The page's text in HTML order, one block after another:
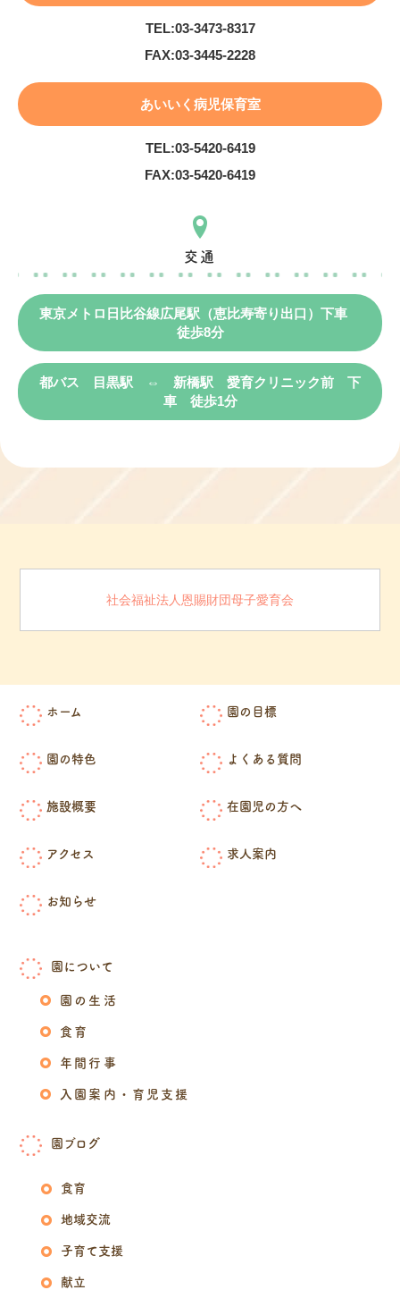
TEL:03-3473-8317
FAX:03-3445-2228
あいいく病児保育室
TEL:03-5420-6419
FAX:03-5420-6419
交通
東京メトロ日比谷線広尾駅（恵比寿寄り出口）下車
徒歩8分
都バス 目黒駅 ⇔ 新橋駅 愛育クリニック前 下
車 徒歩1分
社会福祉法人恩賜財団母子愛育会
ホーム 園の目標
園の特色 よくある質問
施設概要 在園児の方へ
アクセス 求人案内
お知らせ
園について
園の生活
食育
年間行事
入園案内・育児支援
園ブログ
食育
地域交流
子育て支援
献立